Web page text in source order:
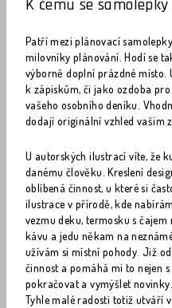
K čemu se
Patří mezi plánovací
milovníky plánování. Hodí se
výborně doplní prázdné místo.
k zápiskům, či jako ozdoba pro
vašeho osobního deníku.
dodají originální vzhled vašim
U autorských ilustrací víte, že
danému člověku. Kreslení
oblíbená činnost, u které si
ilustrace v přírodě, kde
vezmu deku, termosku s
kávu a jedu někam na
užívám si místní pohody. Již
činnost a pomáhá mi to nejen
pokračovat a vymýšlet
Tyhle malé radosti totiž utváří